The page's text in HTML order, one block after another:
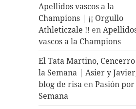
Apellidos vascos a la
Champions | ¡¡ Orgullo
Athleticzale !! en
vascos a la Champions
El Tata Martino,
la Semana | Asier y
blog de risa enPasión
Semana